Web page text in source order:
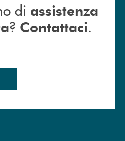
di assistenza
? Contattaci.